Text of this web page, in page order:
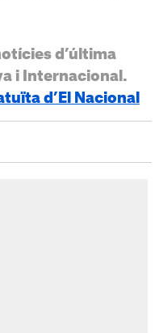
d’última
i Internacional.
d’El Nacional